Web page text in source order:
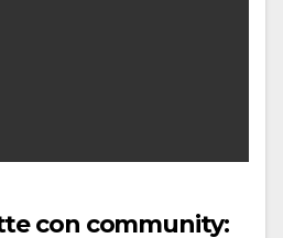
con community: